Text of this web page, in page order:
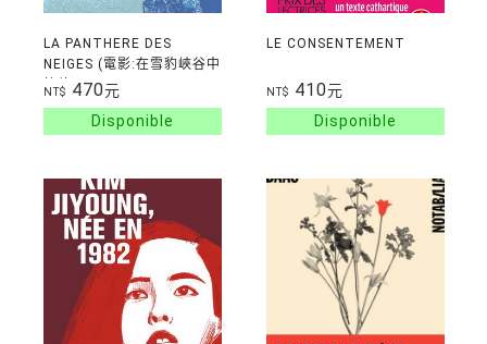
LA PANTHERE DES
NEIGES (電影:在雪豹峽谷中
等待)
NT$ 470元
LE CONSENTEMENT
NT$ 410元